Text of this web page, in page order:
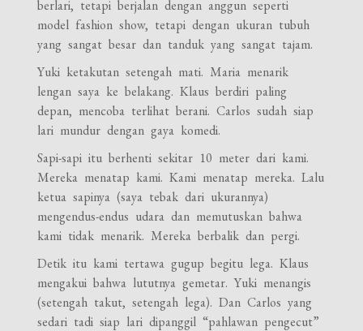
berlari, tetapi berjalan dengan anggun seperti
model fashion show, tetapi dengan ukuran tubuh
yang sangat besar dan tanduk yang sangat tajam.
Yuki ketakutan setengah mati. Maria menarik
lengan saya ke belakang. Klaus berdiri paling
depan, mencoba terlihat berani. Carlos sudah siap
lari mundur dengan gaya komedi.
Sapi-sapi itu berhenti sekitar 10 meter dari kami.
Mereka menatap kami. Kami menatap mereka. Lalu
ketua sapinya (saya tebak dari ukurannya)
mengendus-endus udara dan memutuskan bahwa
kami tidak menarik. Mereka berbalik dan pergi.
Detik itu kami tertawa gugup begitu lega. Klaus
mengakui bahwa lututnya gemetar. Yuki menangis
(setengah takut, setengah lega). Dan Carlos yang
sedari tadi siap lari dipanggil “pahlawan pengecut”